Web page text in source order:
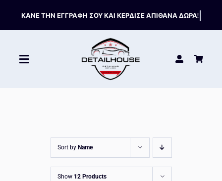
content
Toggle
ΑΞΕΣΟΥΑΡ
Sort by Name
Show 12 Products